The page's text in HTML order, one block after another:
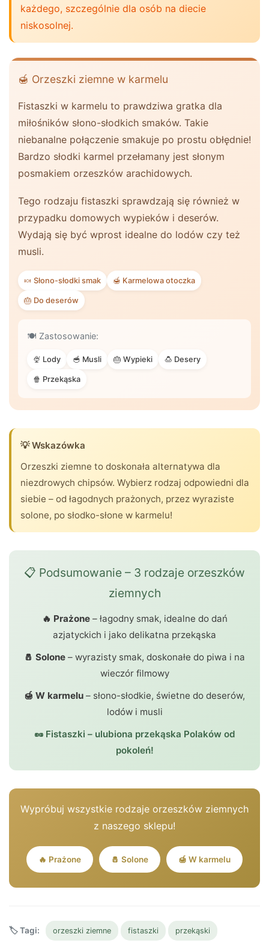
każdego, szczególnie dla osób na diecie
niskosolnej.
🍯 Orzeszki ziemne w karmelu
Fistaszki w karmelu to prawdziwa gratka dla
miłośników słono-słodkich smaków. Takie
niebanalne połączenie smakuje po prostu obłędnie!
Bardzo słodki karmel przełamany jest słonym
posmakiem orzeszków arachidowych.
Tego rodzaju fistaszki sprawdzają się również w
przypadku domowych wypieków i deserów.
Wydają się być wprost idealne do lodów czy też
musli.
🍬 Słono-słodki smak 🍯 Karmelowa otoczka
🎂 Do deserów
🍽️ Zastosowanie:
🍨 Lody 🥣 Musli 🎂 Wypieki 🍮 Desery
🍿 Przekąska
💡 Wskazówka
Orzeszki ziemne to doskonała alternatywa dla
niezdrowych chipsów. Wybierz rodzaj odpowiedni dla
siebie – od łagodnych prażonych, przez wyraziste
solone, po słodko-słone w karmelu!
📋 Podsumowanie – 3 rodzaje orzeszków
ziemnych
🔥 Prażone– łagodny smak, idealne do dań
azjatyckich i jako delikatna przekąska
🧂 Solone – wyrazisty smak, doskonałe do piwa i na
wieczór filmowy
🍯 W karmelu – słono-słodkie, świetne do deserów,
lodów i musli
🥜 Fistaszki – ulubiona przekąska Polaków od
pokoleń!
Wypróbuj wszystkie rodzaje orzeszków ziemnych
z naszego sklepu!
🔥 Prażone 🧂 Solone 🍯 W karmelu
🏷️ Tagi: orzeszki ziemne fistaszki przekąski